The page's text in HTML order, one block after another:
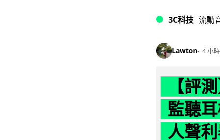
3C科技 流動
Lawton 4 小時
【評
監聽
人聲